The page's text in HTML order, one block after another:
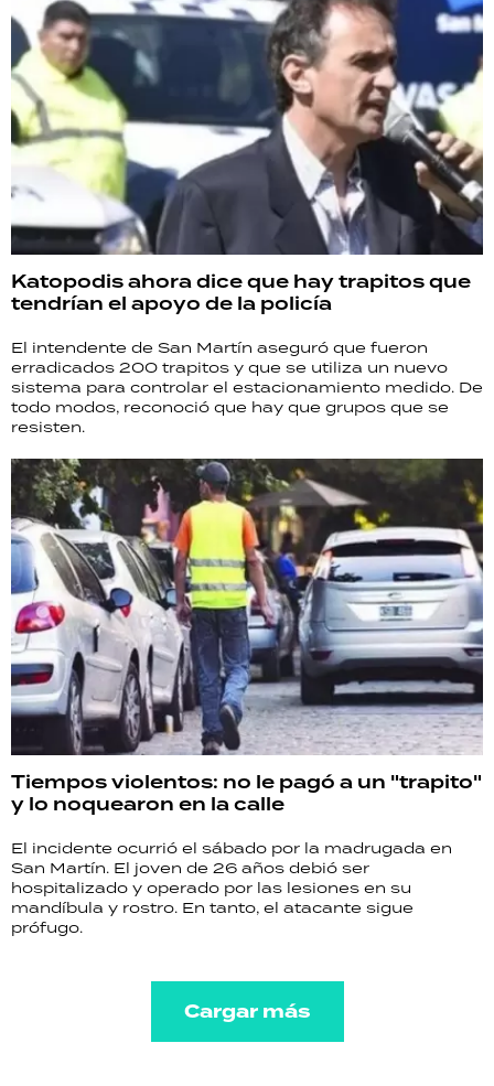
Katopodis ahora dice que hay trapitos que
tendrían el apoyo de la policía
El intendente de San Martín aseguró que fueron
erradicados 200 trapitos y que se utiliza un nuevo
sistema para controlar el estacionamiento medido. De
todo modos, reconoció que hay que grupos que se
resisten.
Tiempos violentos: no le pagó a un "trapito"
y lo noquearon en la calle
El incidente ocurrió el sábado por la madrugada en
San Martín. El joven de 26 años debió ser
hospitalizado y operado por las lesiones en su
mandíbula y rostro. En tanto, el atacante sigue
prófugo.
Cargar más